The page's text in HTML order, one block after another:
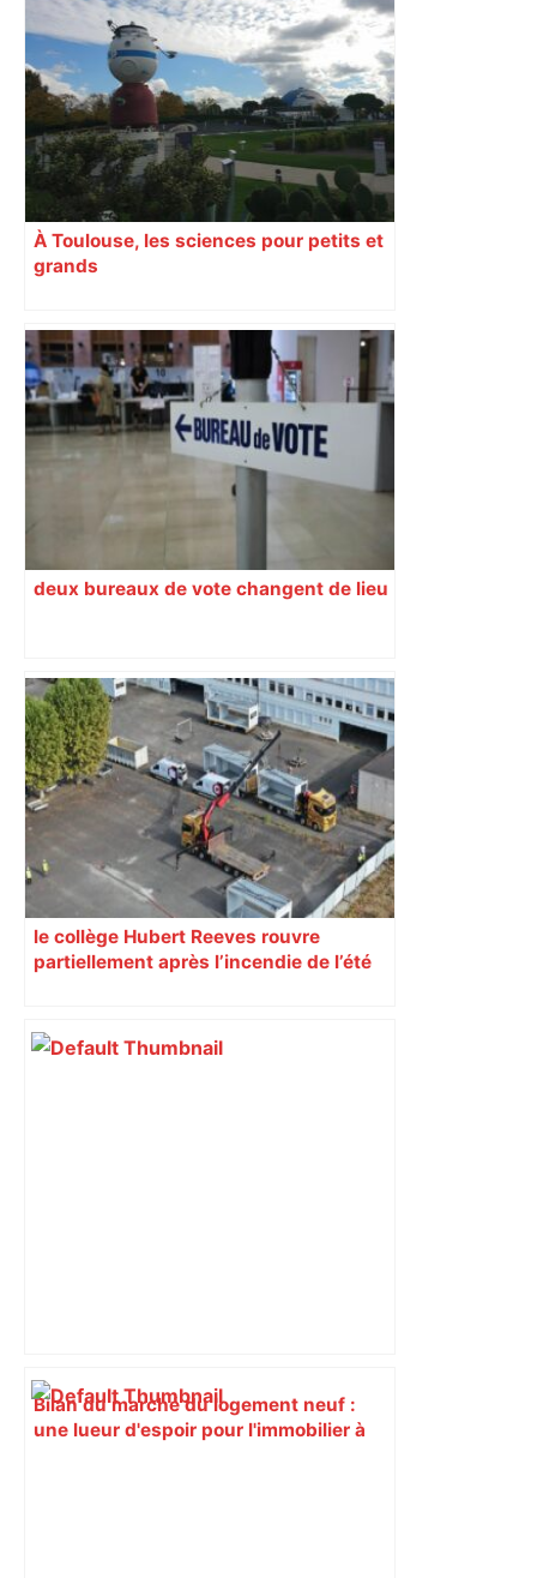
Toulouse : Elle doit payer une amende
pour s'être garée sur une place
handicapée alors qu'elle est amputée
des quatre membres – Auto Plus
À Toulouse, les sciences pour petits et
grands
deux bureaux de vote changent de lieu
le collège Hubert Reeves rouvre
partiellement après l’incendie de l’été
Bilan du marché du logement neuf :
une lueur d'espoir pour l'immobilier à